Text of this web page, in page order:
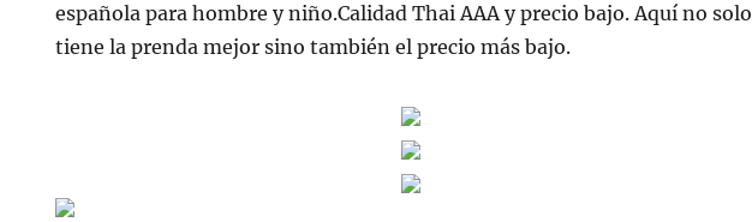
española para hombre y niño.Calidad Thai AAA y precio bajo. Aquí no solo
tiene la prenda mejor sino también el precio más bajo.